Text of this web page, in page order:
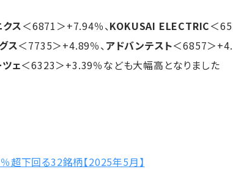
ス＜6871＞+7.94％、KOKUSAI ELECTRIC＜
ス＜7735＞+4.89％、アドバンテスト＜6857＞
ェ＜6323＞+3.39％なども大幅高となりました
超下回る32銘柄【2025年5月】